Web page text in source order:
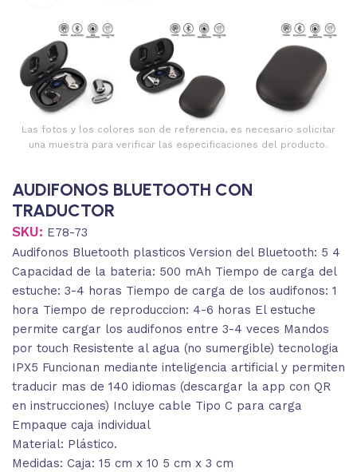
Las fotos y los colores son de referencia, es necesario solicitar
una muestra para verificar las especificaciones del producto.
AUDIFONOS BLUETOOTH CON
TRADUCTOR
SKU: E78-73
Audifonos Bluetooth plasticos Version del Bluetooth: 5 4
Capacidad de la bateria: 500 mAh Tiempo de carga del
estuche: 3-4 horas Tiempo de carga de los audifonos: 1
hora Tiempo de reproduccion: 4-6 horas El estuche
permite cargar los audifonos entre 3-4 veces Mandos
por touch Resistente al agua (no sumergible) tecnologia
IPX5 Funcionan mediante inteligencia artificial y permiten
traducir mas de 140 idiomas (descargar la app con QR
en instrucciones) Incluye cable Tipo C para carga
Empaque caja individual
Material: Plástico.
Medidas: Caja: 15 cm x 10 5 cm x 3 cm